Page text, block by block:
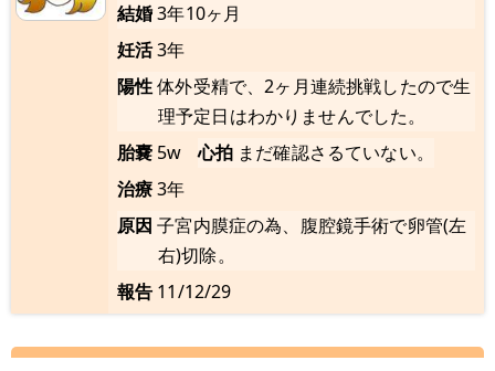
結婚3年10ヶ月
妊活3年
陽性体外受精で、2ヶ月連続挑戦したので生
理予定日はわかりませんでした。
胎嚢 5w 心拍 まだ確認さるていない。
治療3年
原因 子宮内膜症の為、腹腔鏡手術で卵管(左
右)切除。
報告 11/12/29